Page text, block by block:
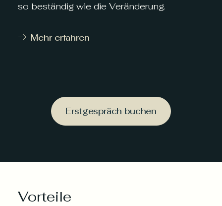
so beständig wie die Veränderung.
Mehr erfahren
Erstgespräch buchen
Vorteile